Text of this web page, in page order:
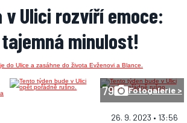
v Ulici rozvíří emoce:
minulost!
79 Fotogalerie >
26. 9. 2023 • 13:56